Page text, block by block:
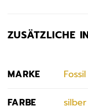
ZUSÄTZLICHE
MARKE Fossil
FARBE silber